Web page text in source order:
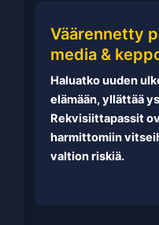
Väärennetty
media &
Haluatko uuden
elämään, yllättää
Rekvisiittapassit
harmittomiin
valtion riskiä.